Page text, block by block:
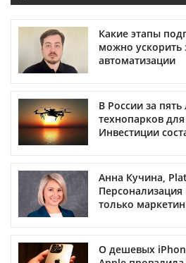
Какие этапы
можно ускорить
автоматизации
В России за пять
технопарков
Инвестиции
Анна Кучина,
Персонализация
только
О дешевых